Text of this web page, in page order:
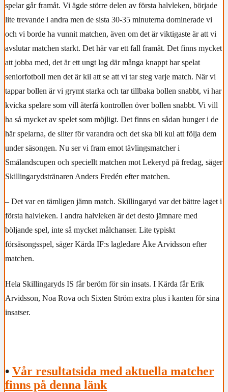
spelar går framåt. Vi ägde större delen av första halvleken, började
lite trevande i andra men de sista 30-35 minuterna dominerade vi
och vi borde ha vunnit matchen, även om det är viktigaste är att vi
avslutar matchen starkt. Det här var ett fall framåt. Det finns mycket
att jobba med, det är ett ungt lag där många knappt har spelat
seniorfotboll men det är kil att se att vi tar steg varje match. När vi
tappar bollen är vi grymt starka och tar tillbaka bollen snabbt, vi har
kvicka spelare som vill återfå kontrollen över bollen snabbt. Vi vill
ha så mycket av spelet som möjligt. Det finns en sådan hunger i de
här spelarna, de sliter för varandra och det ska bli kul att följa dem
under säsongen. Nu ser vi fram emot tävlingsmatcher i
Smålandscupen och speciellt matchen mot Lekeryd på fredag, säger
Skillingarydstränaren Anders Fredén efter matchen.
– Det var en tämligen jämn match. Skillingaryd var det bättre laget i
första halvleken. I andra halvleken är det desto jämnare med
böljande spel, inte så mycket målchanser. Lite typiskt
försäsongsspel, säger Kärda IF:s lagledare Åke Arvidsson efter
matchen.
Hela Skillingaryds IS får beröm för sin insats. I Kärda får Erik
Arvidsson, Noa Rova och Sixten Ström extra plus i kanten för sina
insatser.
• Vår resultatsida med aktuella matcher
finns på denna länk